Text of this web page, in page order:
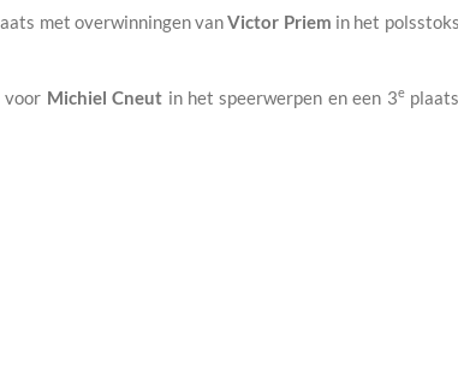
met overwinningen vanVictor Priem in het
voor Michiel Cneut in het speerwerpen en een 3e